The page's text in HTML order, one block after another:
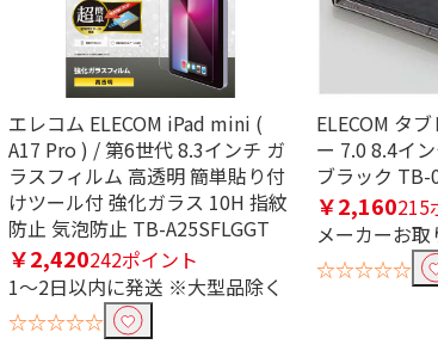
エレコム ELECOM iPad mini (
A17 Pro ) / 第6世代 8.3インチ ガ
ラスフィルム 高透明 簡単貼り付
けツール付 強化ガラス 10H 指紋
防止 気泡防止 TB-A25SFLGGT
￥2,420242ポイント
1～2日以内に発送 ※大型品除く
☆☆☆☆☆
ELECOM タ
ー 7.0 8.4イ
ブラック TB-
￥2,160215
メーカーお取
☆☆☆☆☆